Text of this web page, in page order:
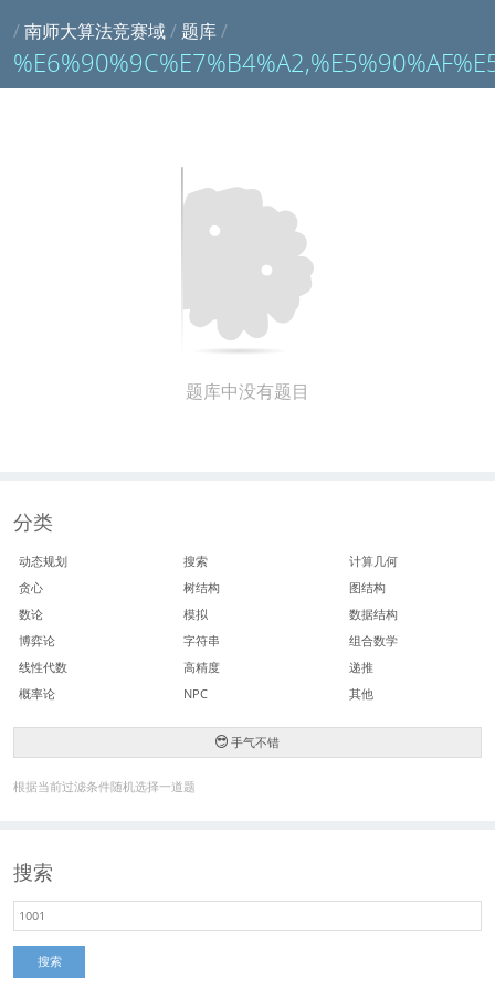
/南师大算法竞赛域/ 题库/
题库中没有题目
分类
动态规划 搜索
计算几何
贪心
树结构
图结构
数论
模拟
数据结构
博弈论
字符串
组合数学
线性代数
高精度
递推
概率论
NPC 其他
手气不错
根据当前过滤条件随机选择一道题
搜索
搜索